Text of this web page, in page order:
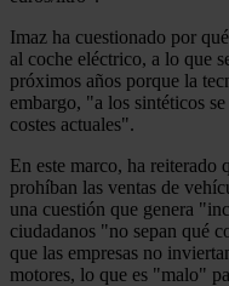
Imaz ha cuestionado por
al coche eléctrico, a lo que
próximos años porque la
embargo, "a los sintéticos
costes actuales".
En este marco, ha reiterado
prohíban las ventas de
una cuestión que genera
ciudadanos "no sepan qué
que las empresas no
motores, lo que es "malo"